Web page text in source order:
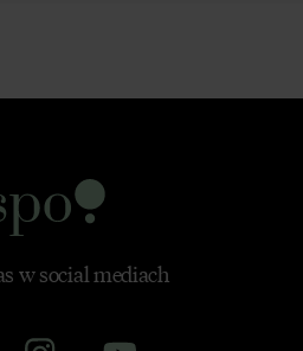
w social mediach